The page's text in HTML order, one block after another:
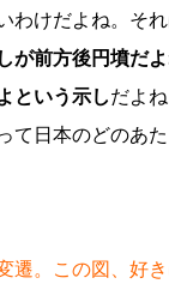
わけだよね。そ
が前方後円墳だ
という示しだよね
て日本のどのあ
遷。この図、好